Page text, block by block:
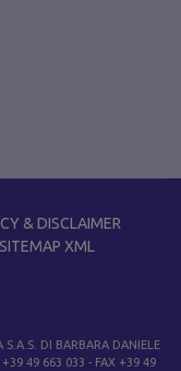
& DISCLAIMER
SITEMAP XML
S.A.S. DI BARBARA DANIELE
49 663 033 - FAX +39 49